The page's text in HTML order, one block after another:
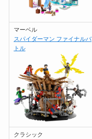
マーベル
スパイダーマン ファイナルバ
トル
クラシック